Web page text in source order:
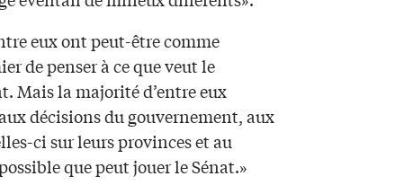
eux ont peut-être comme
de penser à ce que veut le
Mais la majorité d’entre eux
décisions du gouvernement, aux
ci sur leurs provinces et au
que peut jouer le Sénat.»